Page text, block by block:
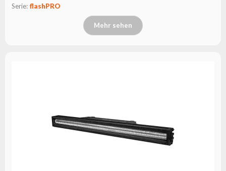
Serie: flashPRO
Mehr sehen